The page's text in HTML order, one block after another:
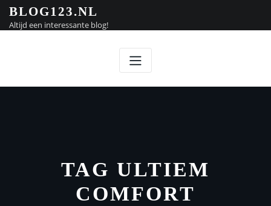
Doorgaan
naar
inhoud
BLOG123.NL
Altijd een interessante blog!
TAG ULTIEM
COMFORT